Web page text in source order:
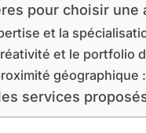
pour choisir une
et la
et le portfolio
géographique
services